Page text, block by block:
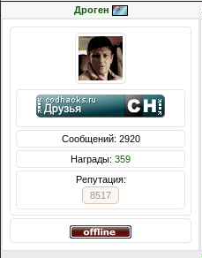
Дроген
Сообщений: 2920
Награды: 359
Репутация:
8517